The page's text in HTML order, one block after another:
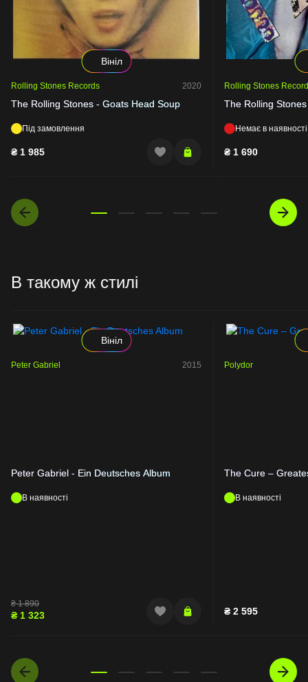
Вініл
Rolling Stones Records 2020
The Rolling Stones - Goats Head Soup
Під замовлення
₴ 1 985
Rolling Stones
The Rolling
Немає в наявності
₴ 1 690
В такому ж стилі
Вініл
Peter Gabriel 2015
Peter Gabriel - Ein Deutsches Album
В наявності
₴1 890
₴ 1 323
Polydor
The Cure –
В наявності
₴ 2 595